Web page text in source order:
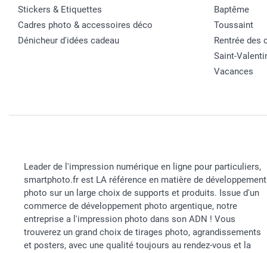
Stickers & Etiquettes
Cadres photo & accessoires déco
Dénicheur d'idées cadeau
Baptême
Toussaint
Rentrée des
Saint-
Vacances
Leader de l'impression numérique en ligne pour particuliers,
smartphoto.fr est LA référence en matière de développement
photo sur un large choix de supports et produits. Issue d'un
commerce de développement photo argentique, notre
entreprise a l'impression photo dans son ADN ! Vous
trouverez un grand choix de tirages photo, agrandissements
et posters, avec une qualité toujours au rendez-vous et la